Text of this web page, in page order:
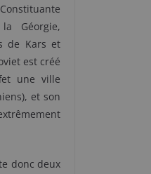
Géorgie,
de Kars et
est créé
une ville
et son
donc deux